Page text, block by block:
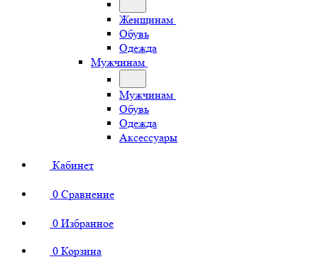
Женщинам
Обувь
Одежда
Мужчинам
Мужчинам
Обувь
Одежда
Аксессуары
Кабинет
0 Сравнение
0 Избранное
0 Корзина